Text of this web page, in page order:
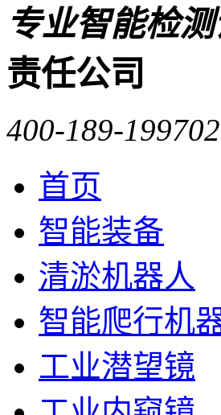
专业智能检
责任公司
400-189-1997
首页
智能装备
清淤机器人
智能爬行机
工业潜望镜